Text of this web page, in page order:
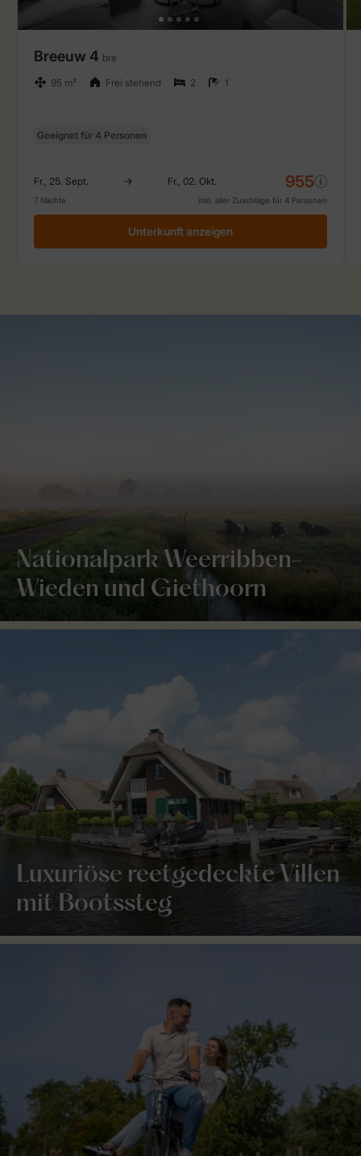
Nationalpark Weerribben-
Wieden und Giethoorn
Luxuriöse reetgedeckte Villen
mit Bootssteg